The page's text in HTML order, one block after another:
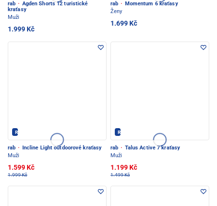
rab · Agden Shorts 12 turistické
kraťasy
Muži
1.999 Kč
rab ·
Momentum 6 kraťasy
Ženy
1.699 Kč
Rab - PEC POD SNĚŽKOU
rab ·
Incline Light outdoorové kraťasy
Muži
1.599 Kč
1.999 Kč
Rab - PEC POD SNĚŽKOU
rab · Talus Active 7 kraťasy
Muži
1.199 Kč
1.499 Kč